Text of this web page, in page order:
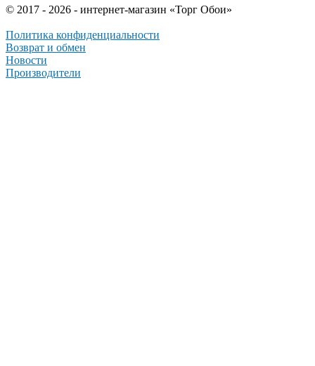
© 2017 - 2026 - интернет-магазин «Торг Обои»
Политика конфиденциальности
Возврат и обмен
Новости
Производители